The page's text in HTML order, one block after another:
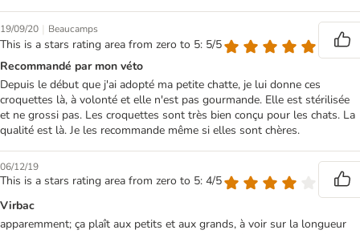
19/09/20 | Beaucamps
This is a stars rating area from zero to 5: 5/5
Recommandé par mon véto
Depuis le début que j'ai adopté ma petite chatte, je lui donne ces
croquettes là, à volonté et elle n'est pas gourmande. Elle est stérilisée
et ne grossi pas. Les croquettes sont très bien conçu pour les chats. La
qualité est là. Je les recommande même si elles sont chères.
06/12/19
This is a stars rating area from zero to 5: 4/5
Virbac
apparemment; ça plaît aux petits et aux grands, à voir sur la longueur